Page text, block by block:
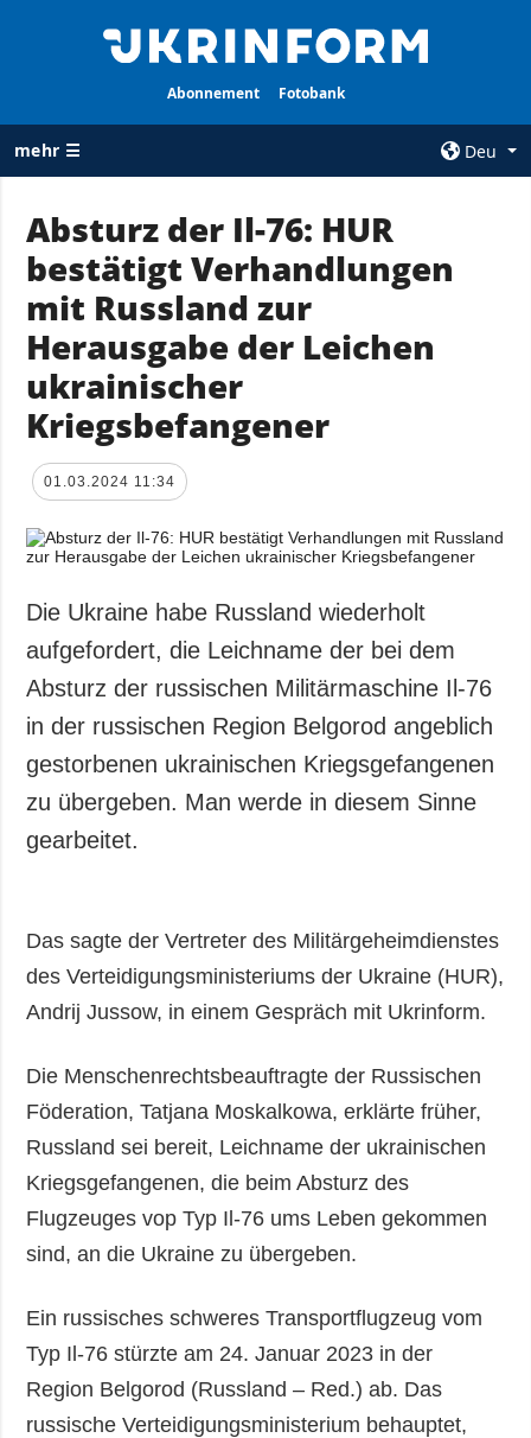
Abonnement Fotobank
mehr ☰
Deu
ALLE
RUBRIKEN
Krieg
Wiederaufbau
der Ukraine
Politik
Wirtschaft
Militär
Gesellschaft und
Kultur
Sport
Kriminalität
Notstand und
AGENTUR
Kontakte
Vertraulichkeit
ZUSÄTZLICH
Veröffentlichungen
Interview
LEISTUNGEN
Abonnement
Absturz der Il-76: HUR
bestätigt Verhandlungen
mit Russland zur
Herausgabe der Leichen
ukrainischer
Kriegsbefangener
01.03.2024 11:34
Die Ukraine habe Russland wiederholt
aufgefordert, die Leichname der bei dem
Absturz der russischen Militärmaschine Il-76
in der russischen Region Belgorod angeblich
gestorbenen ukrainischen Kriegsgefangenen
zu übergeben. Man werde in diesem Sinne
gearbeitet.
Das sagte der Vertreter des Militärgeheimdienstes
des Verteidigungsministeriums der Ukraine (HUR),
Andrij Jussow, in einem Gespräch mit Ukrinform.
Die Menschenrechtsbeauftragte der Russischen
Föderation, Tatjana Moskalkowa, erklärte früher,
Russland sei bereit, Leichname der ukrainischen
Kriegsgefangenen, die beim Absturz des
Flugzeuges vop Typ Il-76 ums Leben gekommen
sind, an die Ukraine zu übergeben.
Ein russisches schweres Transportflugzeug vom
Typ Il-76 stürzte am 24. Januar 2023 in der
Region Belgorod (Russland – Red.) ab. Das
russische Verteidigungsministerium behauptet,